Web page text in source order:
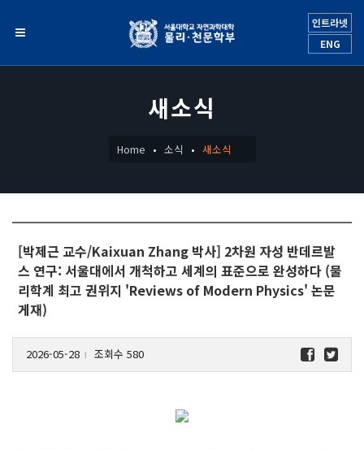
인트라넷
ENG
새소식
Home 소식 새소식
[박제근 교수/Kaixuan Zhang 박사] 2차원 자성 반데르발
스 연구: 서울대에서 개척하고 세계의 표준으로 완성하다 (물
리학계 최고 권위지 'Reviews of Modern Physics' 논문
게재)
2026-05-28 l 조회수 580